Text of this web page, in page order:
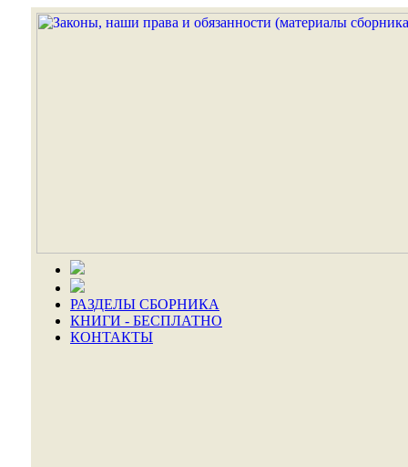
РАЗДЕЛЫ СБОРНИКА
КНИГИ - БЕСПЛАТНО
КОНТАКТЫ